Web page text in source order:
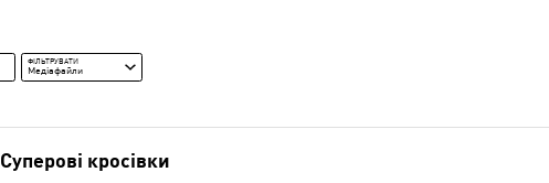
ФІЛЬТРУВАТИ
Медіафайли
Суперові кросівки